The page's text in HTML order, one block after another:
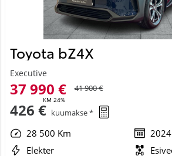
Toyota bZ4X
Executive
37 990 €
KM 24%
41 900 €
426 € kuumakse *
28 500 Km
2024
Elekter